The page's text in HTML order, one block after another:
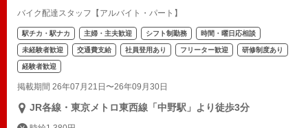
バイク配達スタッフ【アルバイト・パート】
駅チカ・駅ナカ 主婦・主夫歓迎 シフト制勤務 時間・曜日応相談
未経験者歓迎 交通費支給 社員登用あり フリーター歓迎 研修制度あり
経験者歓迎
掲載期間 26年07月21日〜26年09月30日
JR各線・東京メトロ東西線「中野駅」より徒歩3分